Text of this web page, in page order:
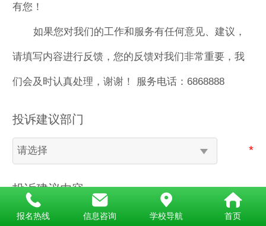
有您！
如果您对我们的工作和服务有任何意见、建议，
请填写内容进行反馈，您的反馈对我们非常重要，我
们会及时认真处理，谢谢！ 服务电话：6868888
投诉建议部门
投诉建议内容
报名热线 信息咨询 学校导航 首页